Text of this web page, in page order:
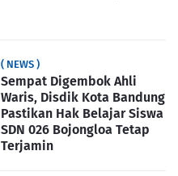
( NEWS )
Sempat Digembok Ahli
Waris, Disdik Kota Bandung
Pastikan Hak Belajar Siswa
SDN 026 Bojongloa Tetap
Terjamin